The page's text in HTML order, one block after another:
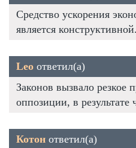
Средство ускорения
является конструктивной.
Leo ответил(а)
Законов вызвало резкое
оппозиции, в результате
Котон ответил(а)